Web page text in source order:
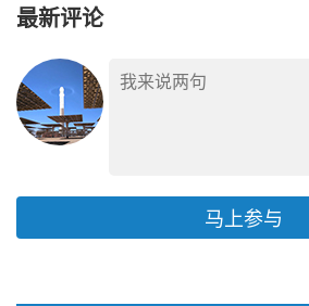
最新评论
马上参与